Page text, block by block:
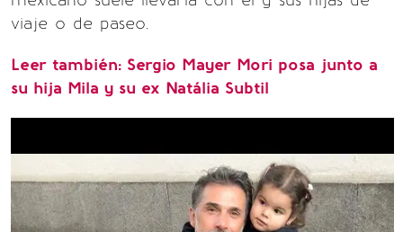
viaje o de paseo.
Leer también: Sergio Mayer Mori posa junto a
su hija Mila y su ex Natália Subtil